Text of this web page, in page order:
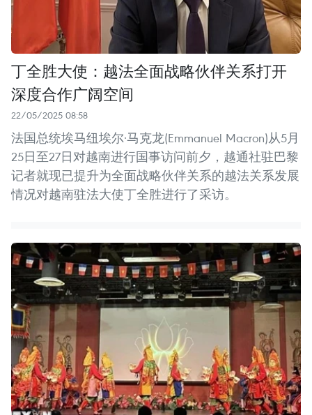
丁全胜大使：越法全面战略伙伴关系打开
深度合作广阔空间
22/05/2025 08:58
法国总统埃马纽埃尔·马克龙(Emmanuel Macron)从5月
25日至27日对越南进行国事访问前夕，越通社驻巴黎
记者就现已提升为全面战略伙伴关系的越法关系发展
情况对越南驻法大使丁全胜进行了采访。